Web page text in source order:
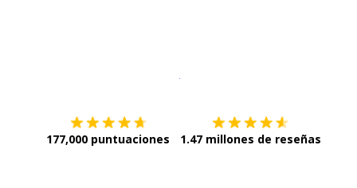
177,000 puntuaciones 1.47 millones de reseñas